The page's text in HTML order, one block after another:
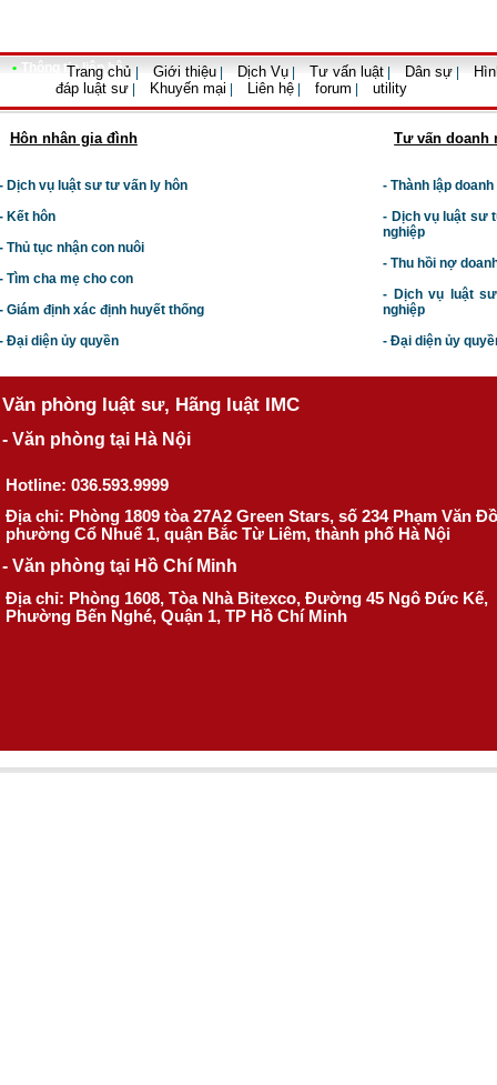
• Thông tin liên hệ
Trang chủ Giới thiệu Dịch Vụ Tư vấn luật Dân sự
đáp luật sư
Khuyến mại Liên hệ forum utility
Hôn nhân gia đình
Dịch vụ luật sư tư vấn ly hôn
Kết hôn
Thủ tục nhận con nuôi
Tìm cha mẹ cho con
Giám định xác định huyết thống
Đại diện ủy quyền
Tư vấn doanh
- Thành lập
- Dịch vụ luật sư t
nghiệp
- Thu hồi nợ
- Dịch vụ luật
nghiệp
- Đại diện ủy
Văn phòng luật sư, Hãng luật IMC
- Văn phòng tại Hà Nội
Hotline: 036.593.9999
Địa chỉ: Phòng 1809 tòa 27A2 Green Stars, số 234 Phạm Văn
phường Cổ Nhuế 1, quận Bắc Từ Liêm, thành phố Hà Nội
- Văn phòng tại Hồ Chí Minh
Địa chỉ: Phòng 1608, Tòa Nhà Bitexco, Đường 45 Ngô Đức Kế,
Phường Bến Nghé, Quận 1, TP Hồ Chí Minh